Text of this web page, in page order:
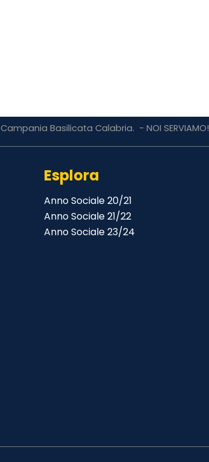
Basilicata Calabria. - NOI SERVIAMO!
Salta menù
Anno Sociale 20/21
Anno Sociale 21/22
Anno Sociale 23/24
Esplora